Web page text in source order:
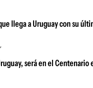
llega a Uruguay con su
será en el